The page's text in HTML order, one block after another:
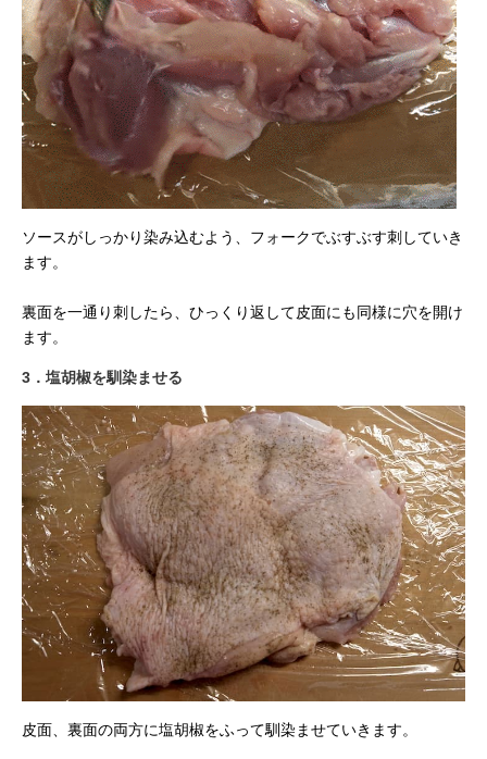
ソースがしっかり染み込むよう、フォークでぶすぶす刺していき
ます。
裏面を一通り刺したら、ひっくり返して皮面にも同様に穴を開け
ます。
3．塩胡椒を馴染ませる
皮面、裏面の両方に塩胡椒をふって馴染ませていきます。